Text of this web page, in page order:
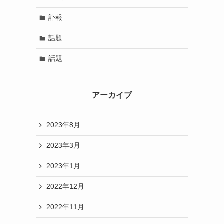
訃報
話題
話題
アーカイブ
2023年8月
2023年3月
2023年1月
2022年12月
2022年11月